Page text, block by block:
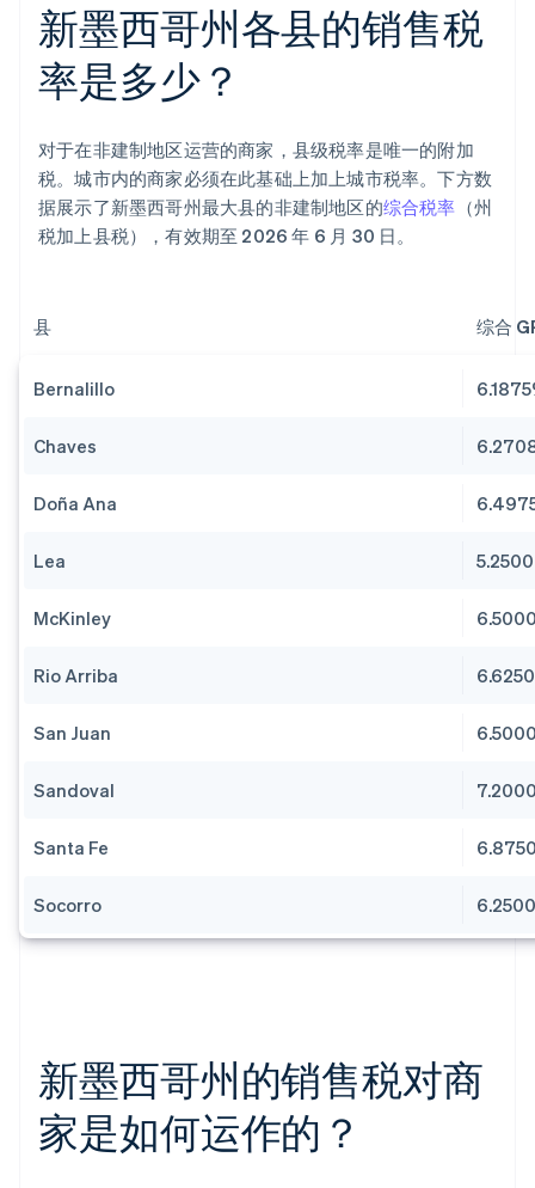
新墨西哥州各县的销售税
率是多少？
对于在非建制地区运营的商家，县级税率是唯一的附加
税。城市内的商家必须在此基础上加上城市税率。下方数
据展示了新墨西哥州最大县的非建制地区的综合税率 （州
税加上县税），有效期至 2026 年 6 月 30 日。
县 综合
Bernalillo
Chaves
Doña Ana
Lea
McKinley
Rio Arriba
San Juan
Sandoval
Santa Fe
Socorro
新墨西哥州的销售税对商
家是如何运作的？